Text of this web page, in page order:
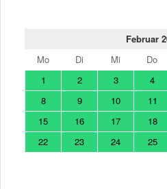
Februar
Mo
Di Mi Do
1
2 3 4
8
9 10 11
15
16 17 18
22
23 24 25